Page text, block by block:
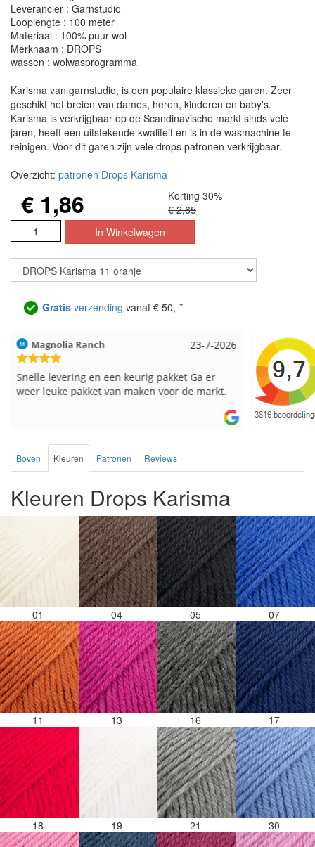
Leverancier : Garnstudio
Looplengte : 100 meter
Materiaal : 100% puur wol
Merknaam : DROPS
wassen : wolwasprogramma
Karisma van garnstudio, is een populaire klassieke garen. Zeer
geschikt het breien van dames, heren, kinderen en baby's.
Karisma is verkrijgbaar op de Scandinavische markt sinds vele
jaren, heeft een uitstekende kwaliteit en is in de wasmachine te
reinigen. Voor dit garen zijn vele drops patronen verkrijgbaar.
Overzicht: patronen Drops Karisma
€ 1,86
Korting 30%
€ 2,65
Gratis verzending vanaf € 50,-*
17-7-2026
Hilde uit Loyers
Reeds meerdere keren breigaren en
breinaalden besteld, altijd heel tevreden over
Loes uit
Snelle
Boven Kleuren Patronen Reviews
Kleuren Drops Karisma
01 04 05 07
11 13 16 17
18 19 21 30